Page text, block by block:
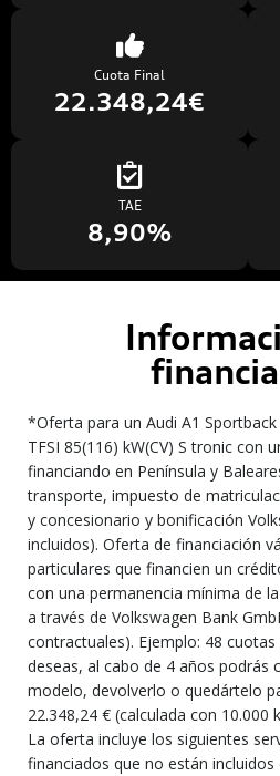
Cuota Final
22.348,24€
TAE
8,90%
*Oferta para un Audi A1
TFSI 85(116) kW(CV) S tronic con
financiando en Península y
transporte, impuesto de
y concesionario y bonificación
incluidos). Oferta de financiación
particulares que financien un
con una permanencia mínima de
a través de Volkswagen Bank
contractuales). Ejemplo: 48
deseas, al cabo de 4 años podrás
modelo, devolverlo o quedártelo
22.348,24 € (calculada con 10.000
La oferta incluye los siguientes
financiados que no están